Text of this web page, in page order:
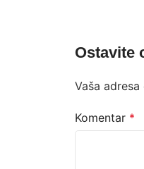
Ostavite
Vaša
Komentar *